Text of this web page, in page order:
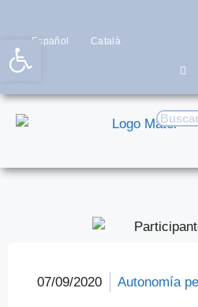
Español Català
07/09/2020 Autonomía
Abrir barra de